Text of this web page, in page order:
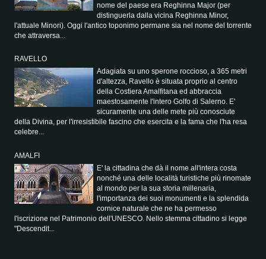
nome del paese era Reghinna Major (per
distinguerla dalla vicina Reghinna Minor,
l'attuale Minori). Oggi l'antico toponimo permane sia nel nome del torrente
che attraversa...
RAVELLO
Adagiata su uno sperone roccioso, a 365 metri
d'altezza, Ravello è situata proprio al centro
della Costiera Amalfitana ed abbraccia
maestosamente l'intero Golfo di Salerno. E'
sicuramente una delle mete più conosciute
della Divina, per l'irresistibile fascino che esercita e la fama che l'ha resa
celebre...
AMALFI
E' la cittadina che dà il nome all'intera costa
nonché una delle località turistiche più rinomate
al mondo per la sua storia millenaria,
l'importanza dei suoi monumenti e la splendida
cornice naturale che ne ha permesso
l'iscrizione nel Patrimonio dell'UNESCO. Nello stemma cittadino si legge
"Descendit...